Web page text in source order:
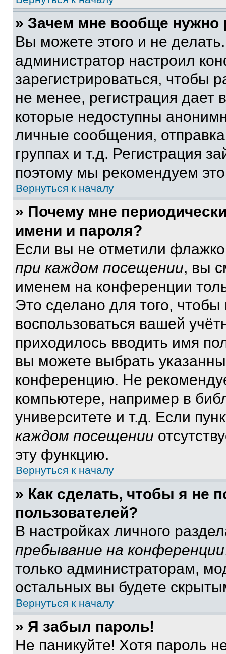
» Зачем мне вообще нужно
Вы можете этого и не
администратор настроил
зарегистрироваться, чтобы
не менее, регистрация
которые недоступны
личные сообщения,
группах и т.д. Регистрация
поэтому мы рекомендуем
Вернуться к началу
» Почему мне
имени и пароля?
Если вы не отметили
при каждом посещении, вы
именем на конференции
Это сделано для того, чтобы
воспользоваться вашей
приходилось вводить имя
вы можете выбрать
конференцию. Не
компьютере, например в
университете и т.д. Если
каждом посещении
эту функцию.
Вернуться к началу
» Как сделать, чтобы я не
пользователей?
В настройках личного
пребывание на конференции
только администраторам,
остальных вы будете
Вернуться к началу
» Я забыл пароль!
Не паникуйте! Хотя пароль